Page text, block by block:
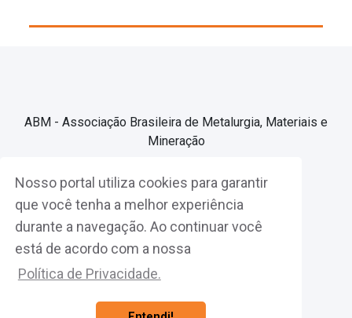
Nosso portal utiliza cookies para garantir
que você tenha a melhor experiência
durante a navegação. Ao continuar você
está de acordo com a nossa
Política de Privacidade.
ABM - Associação Brasileira de Metalurgia, Materiais e
Mineração
Associe-se
Fazer Login